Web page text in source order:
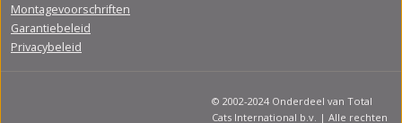
Montagevoorschriften
Garantiebeleid
Privacybeleid
© 2002-2024 Onderdeel van Total
Cats International b.v. | Alle rechten